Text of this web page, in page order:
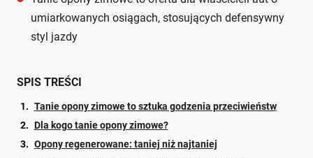
umiarkowanych osiągach, stosujących defensywny
styl jazdy
SPIS TREŚCI
Tanie opony zimowe to sztuka godzenia przeciwieństw
Dla kogo tanie opony zimowe?
Opony regenerowane: taniej niż najtaniej